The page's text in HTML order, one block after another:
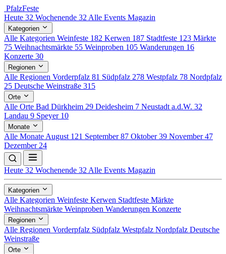
PfalzFeste
Heute 32 Wochenende 32 Alle Events Magazin
Kategorien
Alle Kategorien Weinfeste 182 Kerwen 187 Stadtfeste 123 Märkte
75 Weihnachtsmärkte 55 Weinproben 105 Wanderungen 16
Konzerte 30
Regionen
Alle Regionen Vorderpfalz 81 Südpfalz 278 Westpfalz 78 Nordpfalz
25 Deutsche Weinstraße 315
Orte
Alle Orte Bad Dürkheim 29 Deidesheim 7 Neustadt a.d.W. 32
Landau 9 Speyer 10
Monate
Alle Monate August 121 September87 Oktober39 November47
Dezember 24
Heute 32 Wochenende 32 Alle Events Magazin
Kategorien
Alle Kategorien Weinfeste Kerwen Stadtfeste Märkte
Weihnachtsmärkte Weinproben Wanderungen Konzerte
Regionen
Alle Regionen Vorderpfalz Südpfalz Westpfalz Nordpfalz Deutsche
Weinstraße
Orte